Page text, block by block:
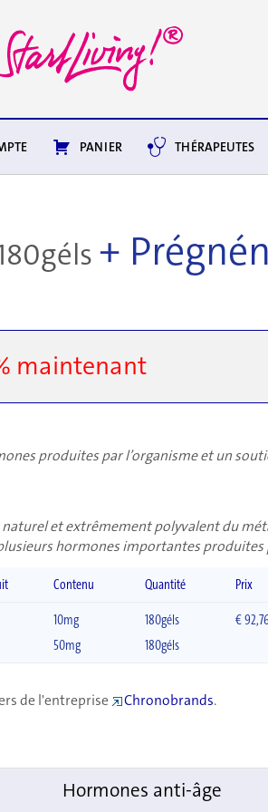
PANIER THÉRAPEUTES
+
maintenant
produites par l’organisme et un
et extrêmement polyvalent du
hormones importantes produites
Contenu Quantité
Prix
10mg
50mg
180géls
180géls
€
de l'entreprise Chronobrands.
Hormones anti-âge